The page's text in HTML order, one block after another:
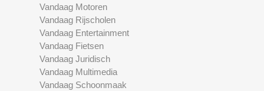
Vandaag Motoren
Vandaag Rijscholen
Vandaag Entertainment
Vandaag Fietsen
Vandaag Juridisch
Vandaag Multimedia
Vandaag Schoonmaak